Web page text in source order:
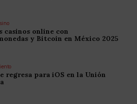
casinos online con
y Bitcoin en México 2025
regresa para iOS en la Unión